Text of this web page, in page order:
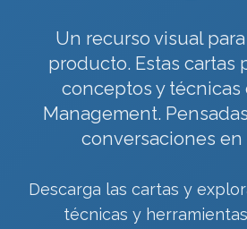
Un recurso visual
producto. Estas cartas
conceptos y técnicas
Management.
conversaciones en
Descarga las cartas y
técnicas y